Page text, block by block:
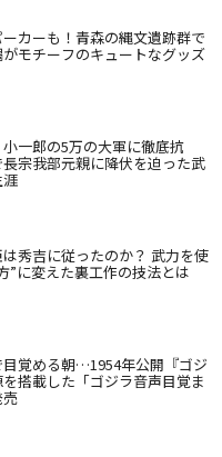
カーも！青森の縄文遺跡群で
モチーフのキュートなグッズ
小一郎の5万の大軍に徹底抗
宗我部元親に降伏を迫った武
秀吉に従ったのか？ 武力を使
”に変えた裏工作の技法とは
覚める朝…1954年公開『ゴジ
搭載した「ゴジラ音声目覚ま
売